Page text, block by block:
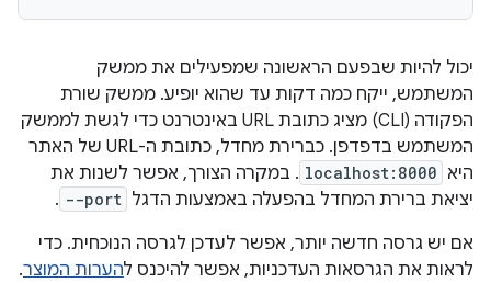
יכול להיות שבפעם הראשונה שמפעילים את ממשק
המשתמש, ייקח כמה דקות עד שהוא יופיע. ממשק שורת
הפקודה (CLI) מציג כתובת URL באינטרנט כדי לגשת לממשק
המשתמש בדפדפן. כברירת מחדל, כתובת ה-URL של האתר
היא localhost:8000 . במקרה הצורך, אפשר לשנות את
יציאת ברירת המחדל בהפעלה באמצעות הדגל --port
.
אם יש גרסה חדשה יותר, אפשר לעדכן לגרסה הנוכחית. כדי
לראות את הגרסאות העדכניות, אפשר להיכנס להערות המוצר.